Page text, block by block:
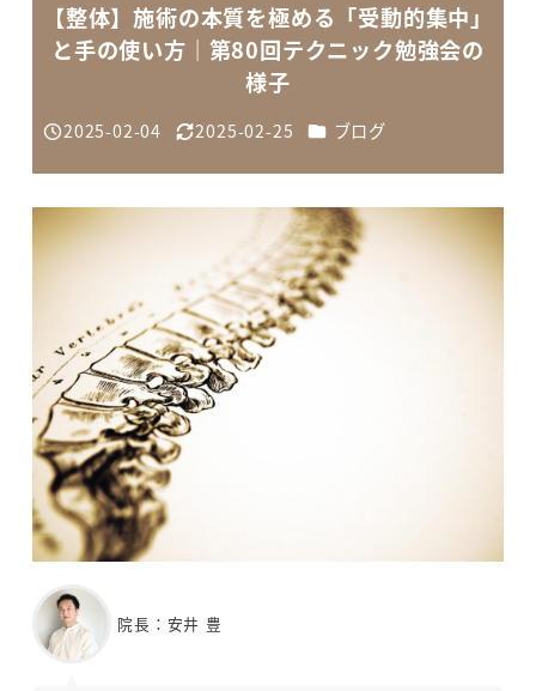
【整体】施術の本質を極める「受動的集中」
と手の使い方｜第80回テクニック勉強会の
様子
投稿日
2025-02-04
更新日
2025-02-25 カテゴリー
ブログ
院長：安井 豊